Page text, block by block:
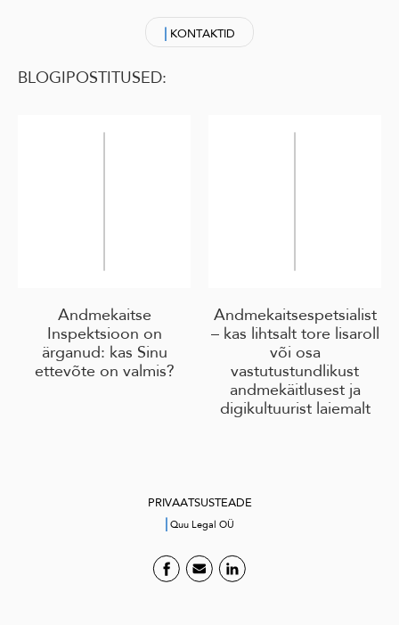
| KONTAKTID
BLOGIPOSTITUSED:
Andmekaitse
Inspektsioon on
ärganud: kas Sinu
ettevõte on valmis?
Andmekaitsespetsialist
– kas lihtsalt tore lisaroll
või osa
vastutustundlikust
andmekäitlusest ja
digikultuurist laiemalt
PRIVAATSUSTEADE
| Quu Legal OÜ